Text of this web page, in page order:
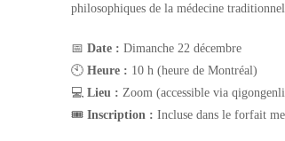
philosophiques de la médecine
📅Date : Dimanche 22 décembre
🕙Heure : 10 h (heure de Montréal)
💻Lieu : Zoom (accessible via
🎟️Inscription : Incluse dans le forfait